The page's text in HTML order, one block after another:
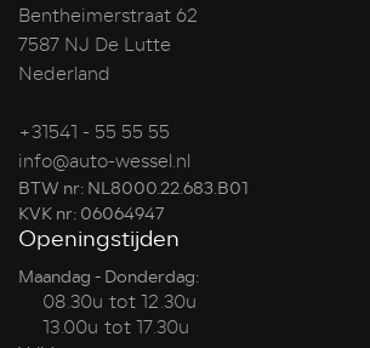
Bentheimerstraat 62
7587 NJ De Lutte
Nederland
+31541 - 55 55 55
info@auto-wessel.nl
BTW nr: NL8000.22.683.B01
KVK nr: 06064947
Openingstijden
Maandag - Donderdag:
08.30u tot 12.30u
13.00u tot 17.30u